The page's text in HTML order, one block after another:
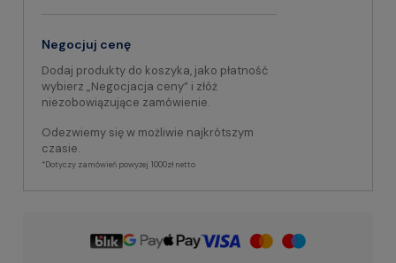
Negocjuj cenę
Dodaj produkty do koszyka, jako płatność
wybierz „Negocjacja ceny” i złóż
niezobowiązujące zamówienie.
Odezwiemy się w możliwie najkrótszym
czasie.
*Dotyczy zamówień powyżej 1000zł netto